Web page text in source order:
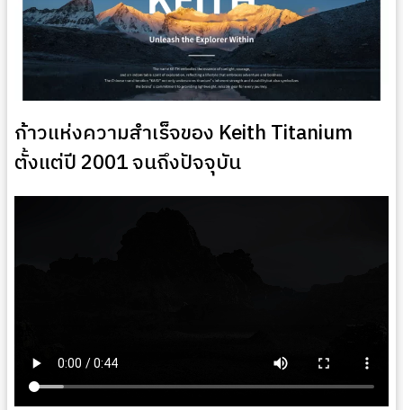
ก้าวแห่งความสำเร็จของ Keith Titanium
ตั้งแต่ปี 2001 จนถึงปัจจุบัน